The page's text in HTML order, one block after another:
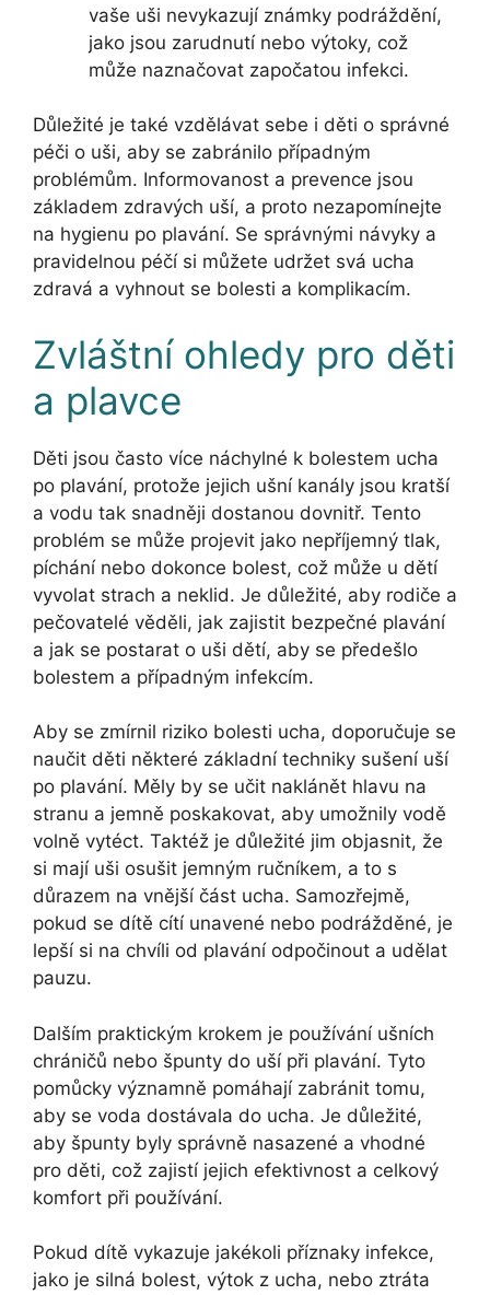
vaše uši nevykazují známky podráždění,
jako jsou zarudnutí nebo výtoky, což
může naznačovat započatou infekci.
Důležité je také vzdělávat sebe i děti o správné
péči o uši, aby se zabránilo případným
problémům. Informovanost a prevence jsou
základem zdravých uší, a proto nezapomínejte
na hygienu po plavání. Se správnými návyky a
pravidelnou péčí si můžete udržet svá ucha
zdravá a vyhnout se bolesti a komplikacím.
Zvláštní ohledy pro děti
a plavce
Děti jsou často více náchylné k bolestem ucha
po plavání, protože jejich ušní kanály jsou kratší
a vodu tak snadněji dostanou dovnitř. Tento
problém se může projevit jako nepříjemný tlak,
píchání nebo dokonce bolest, což může u dětí
vyvolat strach a neklid. Je důležité, aby rodiče a
pečovatelé věděli, jak zajistit bezpečné plavání
a jak se postarat o uši dětí, aby se předešlo
bolestem a případným infekcím.
Aby se zmírnil riziko bolesti ucha, doporučuje se
naučit děti některé základní techniky sušení uší
po plavání. Měly by se učit naklánět hlavu na
stranu a jemně poskakovat, aby umožnily vodě
volně vytéct. Taktéž je důležité jim objasnit, že
si mají uši osušit jemným ručníkem, a to s
důrazem na vnější část ucha. Samozřejmě,
pokud se dítě cítí unavené nebo podrážděné, je
lepší si na chvíli od plavání odpočinout a udělat
pauzu.
Dalším praktickým krokem je používání ušních
chráničů nebo špunty do uší při plavání. Tyto
pomůcky významně pomáhají zabránit tomu,
aby se voda dostávala do ucha. Je důležité,
aby špunty byly správně nasazené a vhodné
pro děti, což zajistí jejich efektivnost a celkový
komfort při používání.
Pokud dítě vykazuje jakékoli příznaky infekce,
jako je silná bolest, výtok z ucha, nebo ztráta